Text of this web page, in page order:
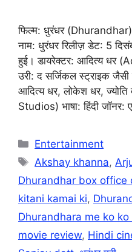
फिल्म: धुरंधर
नाम: धुरंधर रिलीज़ डेट: 5
हुई। डायरेक्टर: आदित्य धर
उरी: द सर्जिकल स्ट्राइक जैसी
आदित्य धर, लोकेश धर,
Studios) भाषा: हिंदी
Categories
Entertainment
Tags
Akshay khanna,
Dhurandhar box office
kitani kamai ki,
Dhurandhara me ko
movie review, Hindi